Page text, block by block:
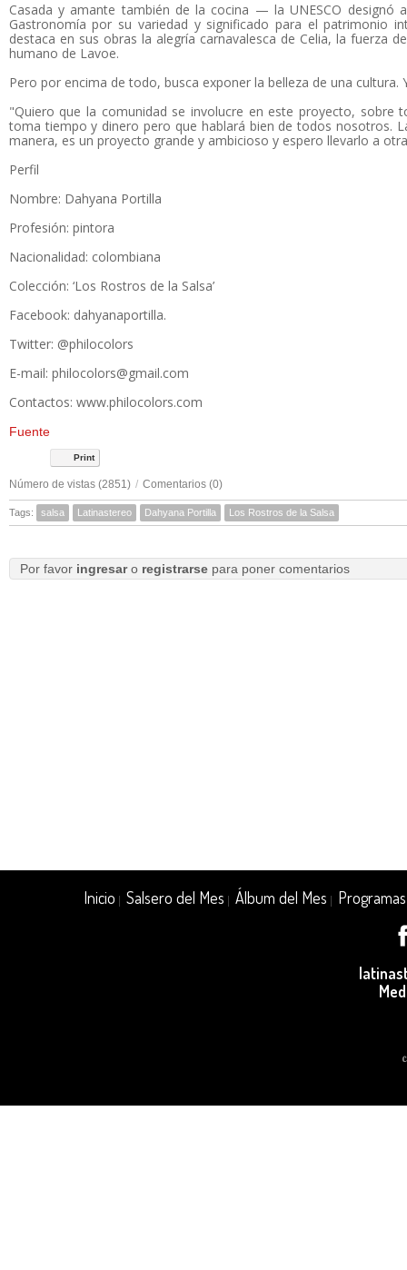
Casada y amante también de la cocina — la UNESCO designó
Gastronomía por su variedad y significado para el patrimonio
destaca en sus obras la alegría carnavalesca de Celia, la fuerza
humano de Lavoe.
Pero por encima de todo, busca exponer la belleza de una cultura.
"Quiero que la comunidad se involucre en este proyecto, sobre
toma tiempo y dinero pero que hablará bien de todos nosotros.
manera, es un proyecto grande y ambicioso y espero llevarlo a
Perfil
Nombre: Dahyana Portilla
Profesión: pintora
Nacionalidad: colombiana
Colección: ‘Los Rostros de la Salsa’
Facebook: dahyanaportilla.
Twitter: @philocolors
E-mail: philocolors@gmail.com
Contactos: www.philocolors.com
Fuente
Print
Número de vistas (2851) / Comentarios (0)
Tags: salsa Latinastereo Dahyana Portilla Los Rostros de la Salsa
Por favor ingresaro registrarsepara poner comentarios
Inicio |Salsero del Mes |Álbum del Mes Programas